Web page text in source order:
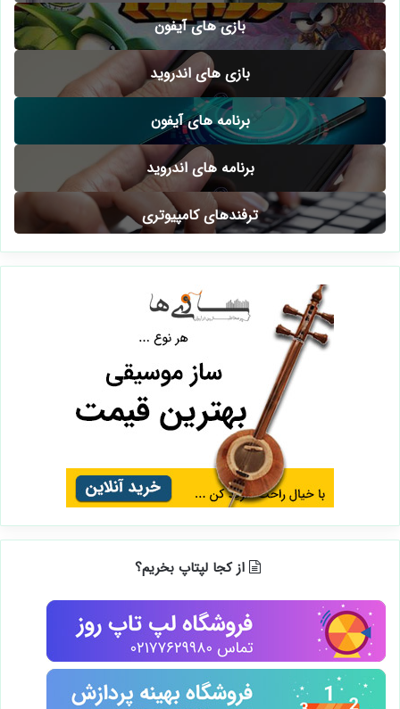
بازی های آیفون
بازی های اندروید
برنامه های آیفون
برنامه های اندروید
ترفندهای کامپیوتری
از کجا لپتاپ بخریم؟